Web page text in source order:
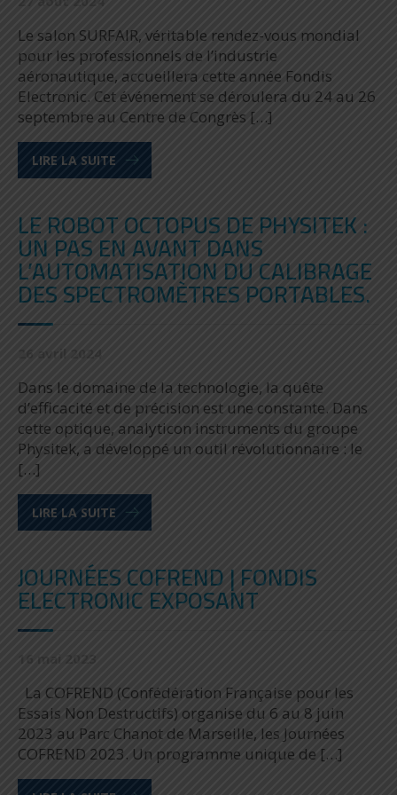
Le salon SURFAIR, véritable rendez-vous mondial
pour les professionnels de l’industrie
aéronautique, accueillera cette année Fondis
Electronic. Cet événement se déroulera du 24 au 26
septembre au Centre de Congrès […]
LIRE LA SUITE
LE ROBOT OCTOPUS DE PHYSITEK :
UN PAS EN AVANT DANS
L’AUTOMATISATION DU CALIBRAGE
DES SPECTROMÈTRES PORTABLES.
Dans le domaine de la technologie, la quête
d’efficacité et de précision est une constante. Dans
cette optique, analyticon instruments du groupe
Physitek, a développé un outil révolutionnaire : le
[…]
LIRE LA SUITE
JOURNÉES COFREND | FONDIS
ELECTRONIC EXPOSANT
La COFREND (Confédération Française pour les
Essais Non Destructifs) organise du 6 au 8 juin
2023 au Parc Chanot de Marseille, les Journées
COFREND 2023. Un programme unique de […]